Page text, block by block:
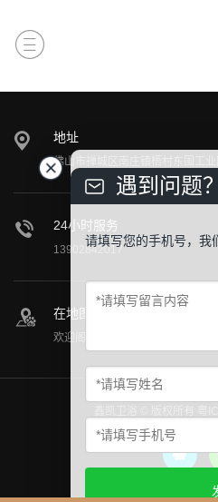
地址
佛山市禅城区南庄镇梧村东围工业
24小时服务
13902842017
在地图上找到我们
欢迎阁下莅临公司参观指导！
遇到问题
请填写您的手机号，我